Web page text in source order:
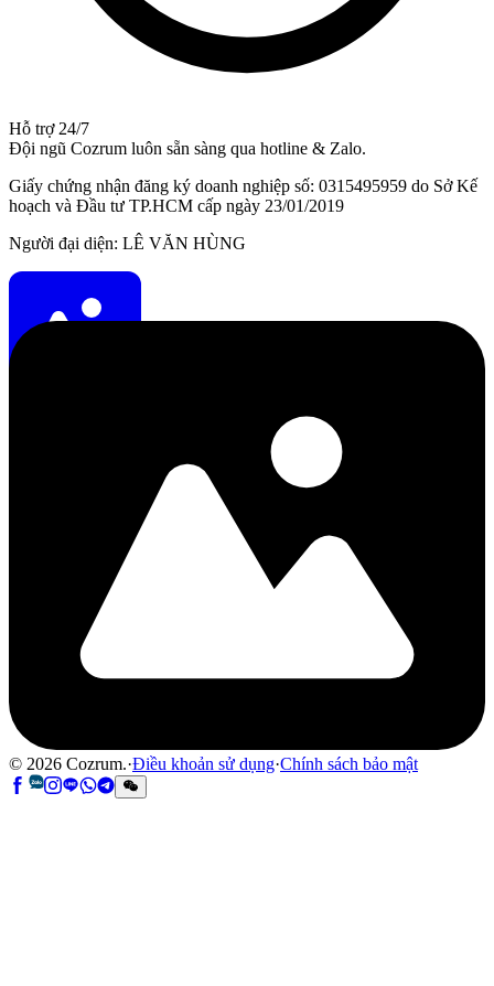
Hỗ trợ 24/7
Đội ngũ Cozrum luôn sẵn sàng qua hotline & Zalo.
Giấy chứng nhận đăng ký doanh nghiệp số: 0315495959 do Sở Kế
hoạch và Đầu tư TP.HCM cấp ngày 23/01/2019
Người đại diện: LÊ VĂN HÙNG
© 2026 Cozrum.·Điều khoản sử dụng·Chính sách bảo mật